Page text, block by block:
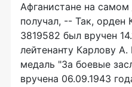
Афганистане на
получал, -- Так,
3819582 был вручен
лейтенанту Карлову
медаль "За боевые
вручена 06.09.1943